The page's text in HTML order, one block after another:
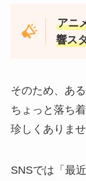
アニ
響ス
そのため、あ
ちょっと落ち
珍しくありませ
SNSでは「最